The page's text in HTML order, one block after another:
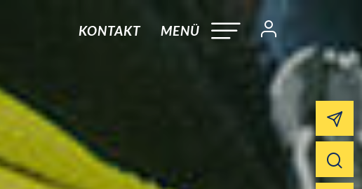
KONTAKT MENÜ